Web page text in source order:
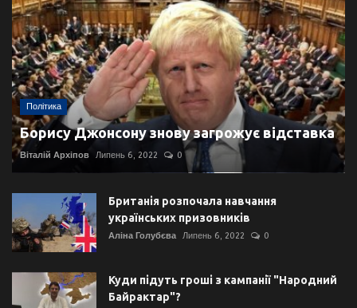
Політика
Борису Джонсону знову загрожує відставка
Віталій Архіпов Липень 6, 2022 0
Британія розпочала навчання
українських призовників
Аліна Голубєва Липень 6, 2022 0
Куди підуть гроші з кампанії "Народний
Байрактар"?